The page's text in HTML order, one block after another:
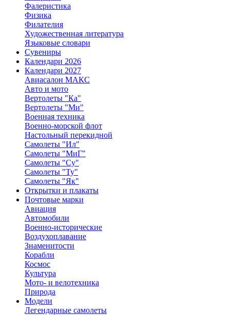
Фалеристика
Физика
Филателия
Художественная литература
Языковые словари
Сувениры
Календари 2026
Календари 2027
Авиасалон МАКС
Авто и мото
Вертолеты "Ка"
Вертолеты "Ми"
Военная техника
Военно-морской флот
Настольный перекидной
Самолеты "Ил"
Самолеты "МиГ"
Самолеты "Су"
Самолеты "Ту"
Самолеты "Як"
Открытки и плакаты
Почтовые марки
Авиация
Автомобили
Военно-исторические
Воздухоплавание
Знаменитости
Корабли
Космос
Культура
Мото- и велотехника
Природа
Модели
Легендарные самолеты